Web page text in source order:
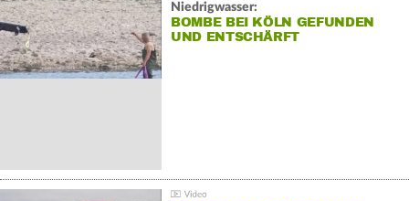
Niedrigwasser:
BOMBE BEI KÖLN GEFUNDEN
UND ENTSCHÄRFT